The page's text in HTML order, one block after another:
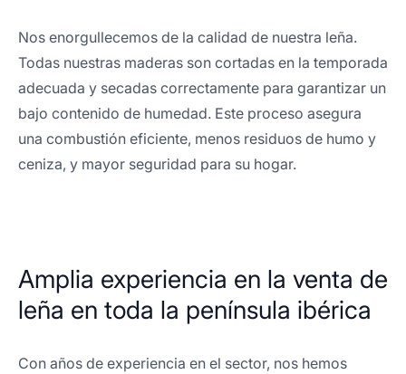
Nos enorgullecemos de la calidad de nuestra leña.
Todas nuestras maderas son cortadas en la temporada
adecuada y secadas correctamente para garantizar un
bajo contenido de humedad. Este proceso asegura
una combustión eficiente, menos residuos de humo y
ceniza, y mayor seguridad para su hogar.
Amplia experiencia en la venta de
leña en toda la península ibérica
Con años de experiencia en el sector, nos hemos